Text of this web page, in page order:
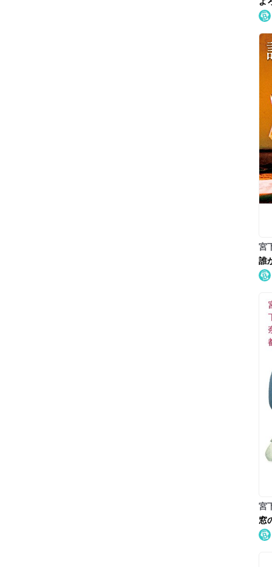
宮
誰
宮
窓
社